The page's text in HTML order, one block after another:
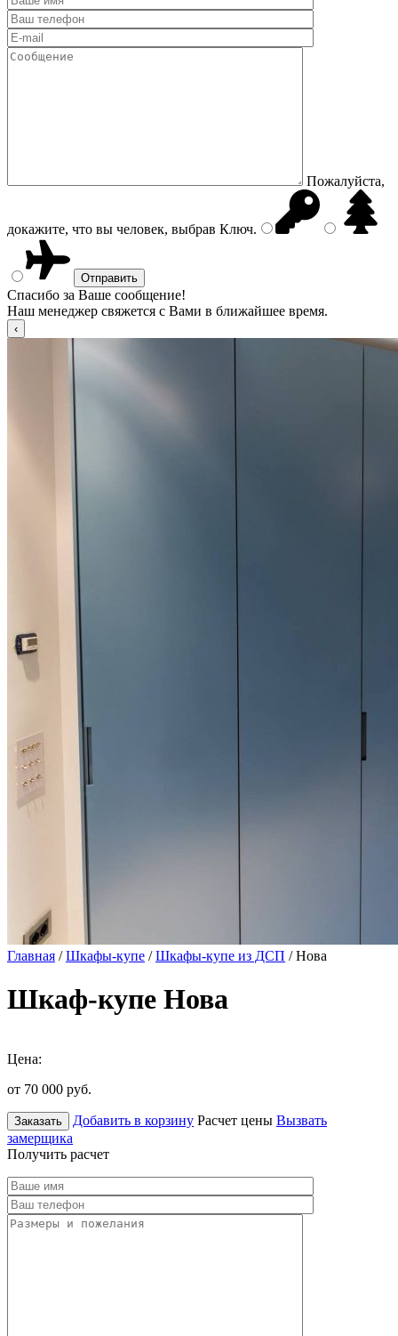
Пожалуйста,
докажите, что вы человек, выбрав Ключ.
Спасибо за Ваше сообщение!
Наш менеджер свяжется с Вами в ближайшее время.
Главная /Шкафы-купе /Шкафы-купе из ДСП / Нова
Шкаф-купе Нова
Цена:
от 70 000 руб.
Заказать Добавить в корзину Расчет цены Вызвать
замерщика
Получить расчет